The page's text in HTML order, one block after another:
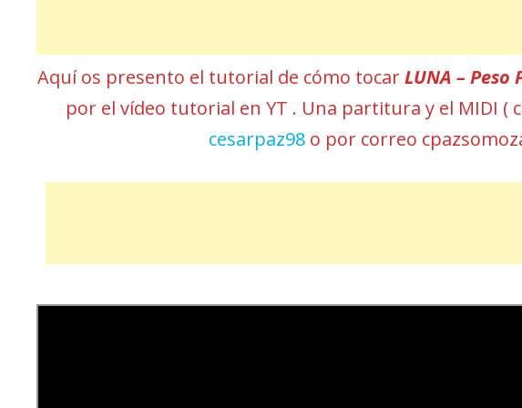
Aquí os presento el tutorial de cómo tocarLUNA – Peso
por el vídeo tutorial en YT . Una partitura y el MIDI
cesarpaz98 o por correo